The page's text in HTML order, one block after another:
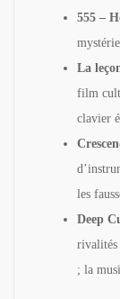
555 –
La
film
clavier
les
Deep
rivalités
; la